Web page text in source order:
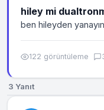
hiley mi
ben hileyden
122 görüntüleme
3 Yanıt